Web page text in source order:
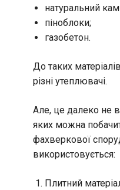
натуральний
піноблоки;
газобетон.
До таких
різні утеплювачі.
Але, це далеко не
яких можна
фахверкової
використовується:
Плитний